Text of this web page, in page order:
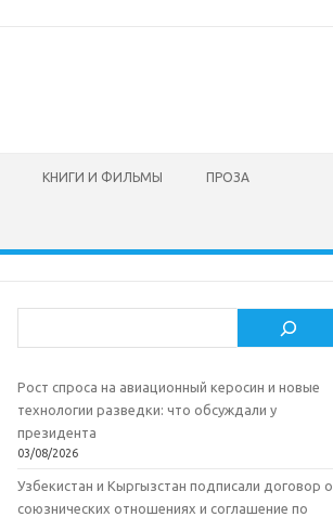
КНИГИ И ФИЛЬМЫ ПРОЗА
Рост спроса на авиационный керосин и новые
технологии разведки: что обсуждали у
президента
03/08/2026
Узбекистан и Кыргызстан подписали договор о
союзнических отношениях и соглашение по